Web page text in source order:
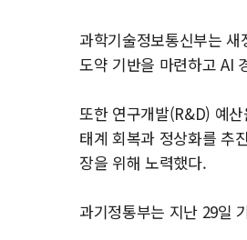
과학기술정보통신부는
도약 기반을 마련하고 AI
또한 연구개발(R&D) 예
태계 회복과 정상화를 추
장을 위해 노력했다.
과기정통부는 지난 29일